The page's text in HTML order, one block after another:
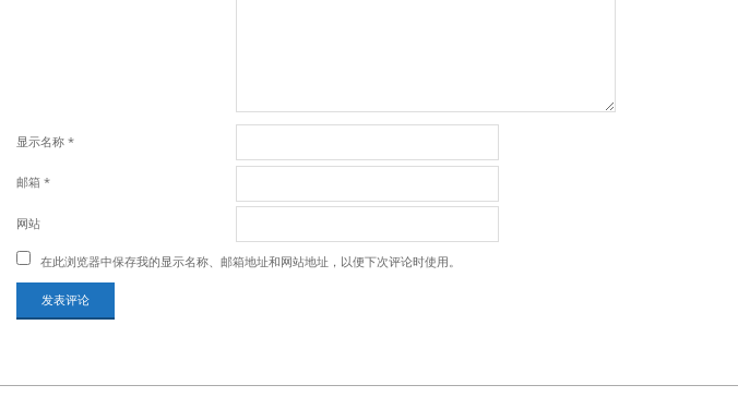
显示名称 *
邮箱 *
网站
在此浏览器中保存我的显示名称、邮箱地址和网站地址，以便下次评论时使用。